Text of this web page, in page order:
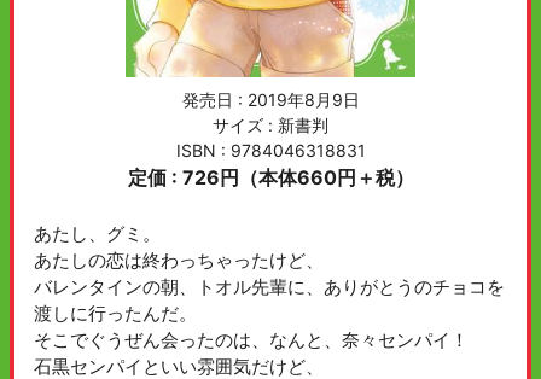
発売日 : 2019年8月9日
サイズ : 新書判
ISBN : 9784046318831
定価 : 726円（本体660円＋税）
あたし、グミ。
あたしの恋は終わっちゃったけど、
バレンタインの朝、トオル先輩に、ありがとうのチョコを
渡しに行ったんだ。
そこでぐうぜん会ったのは、なんと、奈々センパイ！
石黒センパイといい雰囲気だけど、